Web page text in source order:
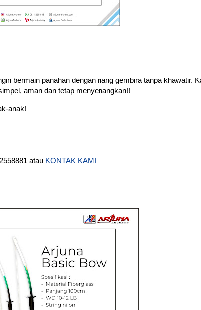
bermain panahan dengan riang gembira tanpa khawatir.
aman dan tetap menyenangkan!!
anak!
atau KONTAK KAMI